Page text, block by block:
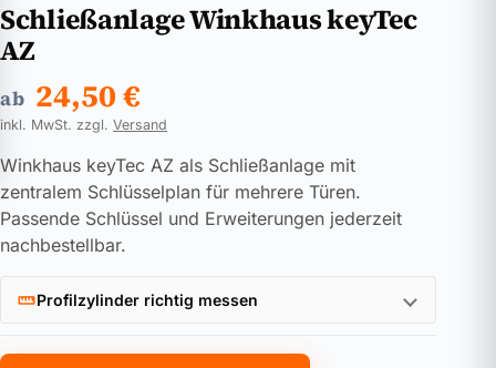
Schließanlage Winkhaus keyTec
AZ
ab 24,50€
inkl. MwSt. zzgl. Versand
Winkhaus keyTec AZ als Schließanlage mit
zentralem Schlüsselplan für mehrere Türen.
Passende Schlüssel und Erweiterungen jederzeit
nachbestellbar.
Profilzylinder richtig messen